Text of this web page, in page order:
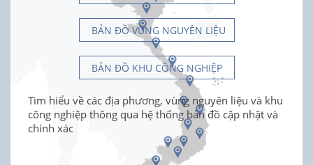
BẢN ĐỒ VÙNG NGUYÊN LIỆU
BẢN ĐỒ KHU CÔNG NGHIỆP
Tìm hiểu về các địa phương, vùng nguyên liệu và khu
công nghiệp thông qua hệ thống bản đồ cập nhật và
chính xác